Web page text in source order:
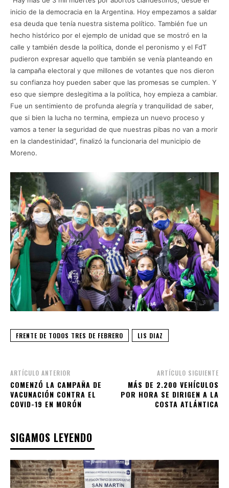
inicio de la democracia en la Argentina. Hoy empezamos a saldar
esa deuda que tenía nuestra sistema político. También fue un
hecho histórico por el ejemplo de unidad que se mostró en la
calle y también desde la política, donde el peronismo y el FdT
pudieron expresar aquello que también se venía planteando en
la campaña electoral y que millones de votantes que nos dieron
su confianza hoy pueden saber que las promesas se cumplen. Y
eso que siempre deslegitima a la política, hoy empieza a cambiar.
Fue un sentimiento de profunda alegría y tranquilidad de saber,
que si bien la lucha no termina, empieza un nuevo proceso y
vamos a tener la seguridad de que nuestras pibas no van a morir
en la clandestinidad”, finalizó la funcionaria del municipio de
Moreno.
FRENTE DE TODOS TRES DE FEBRERO LIS DIAZ
ARTÍCULO ANTERIOR
COMENZÓ LA CAMPAÑA DE
VACUNACIÓN CONTRA EL
COVID-19 EN MORÓN
ARTÍCULO SIGUIENTE
MÁS DE 2.200 VEHÍCULOS
POR HORA SE DIRIGEN A LA
COSTA ATLÁNTICA
SIGAMOS LEYENDO